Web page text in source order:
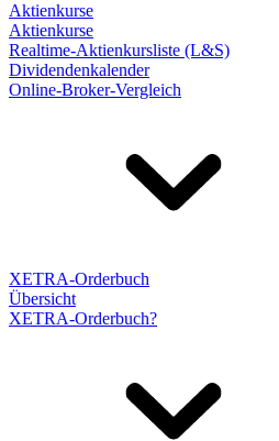
Aktienkurse
Aktienkurse
Realtime-Aktienkursliste (L&S)
Dividendenkalender
Online-Broker-Vergleich
XETRA-Orderbuch
Übersicht
XETRA-Orderbuch?